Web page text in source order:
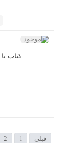
کتاب با
ناموجود
قبلی